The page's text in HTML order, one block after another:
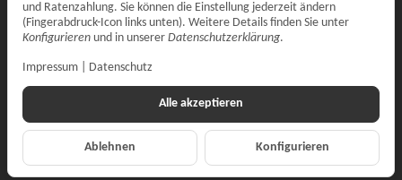
Vertrag widerrufen
Alle Preise inkl. gesetzlicher MwSt., zzgl.Versand
© CARPARTS Gesellschaft für Autoteilehandel mbH
Alle akzeptieren
Ablehnen Konfigurieren
und Ratenzahlung. Sie können die Einstellung jederzeit ändern
(Fingerabdruck-Icon links unten). Weitere Details finden Sie unter
Konfigurieren und in unserer Datenschutzerklärung.
Impressum Datenschutz